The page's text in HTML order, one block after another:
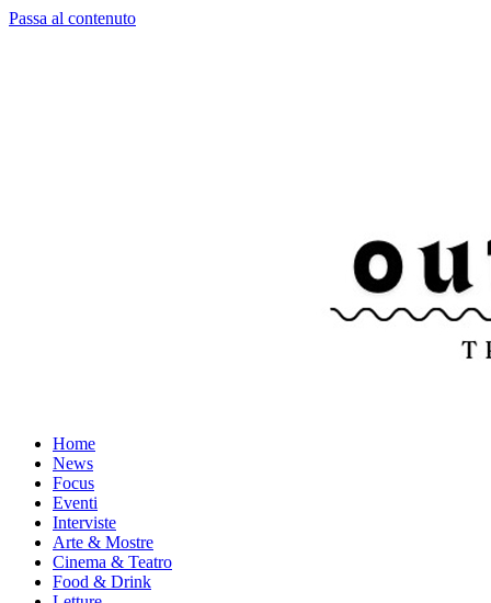
Passa al contenuto
Home
News
Focus
Eventi
Interviste
Arte & Mostre
Cinema & Teatro
Food & Drink